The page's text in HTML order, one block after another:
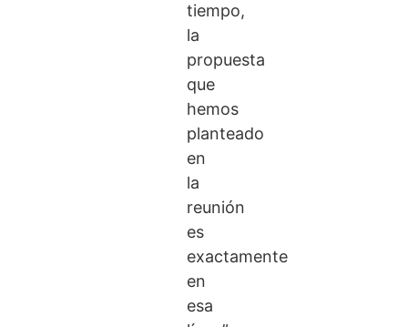
tiempo,
la
propuesta
que
hemos
planteado
en
la
reunión
es
exactamente
en
esa